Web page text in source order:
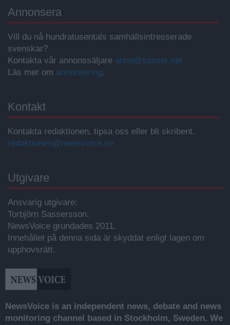
Annonsera
Vill du nå hundratusentals samhällsintresserade
svenskar?
Kontakta vår annonssäljare anna@sasser.net
Läs mer om annonsering.
Kontakt
Kontakta redaktionen, tipsa oss eller bli skribent.
redaktionen@newsvoice.se
Utgivare
Ansvarig utgivare:
Torbjörn Sassersson.
NewsVoice grundades 2011.
Innehållet på denna sida är skyddat enligt lagen om
upphovsrätt.
NewsVoice is an independent news, debate and news
monitoring channel based in Stockholm, Sweden. We